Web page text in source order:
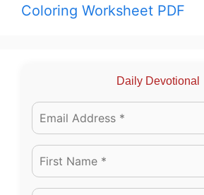
Coloring Worksheet PDF
Daily Devotional